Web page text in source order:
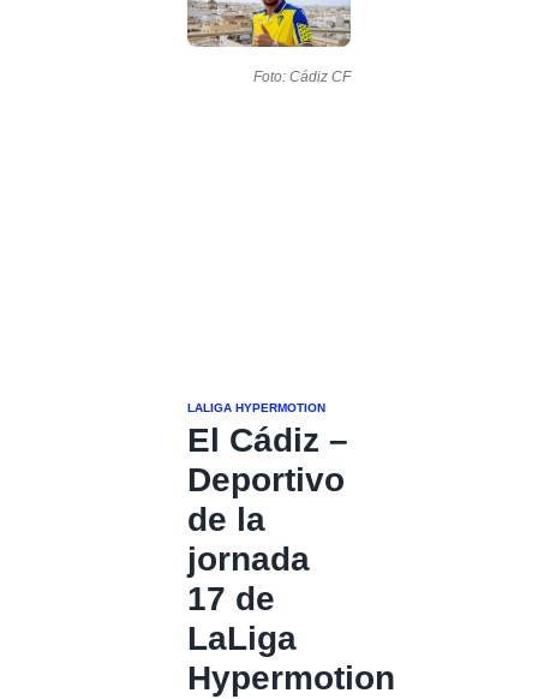
Foto: Cádiz CF
LALIGA HYPERMOTION
El Cádiz –
Deportivo
de la
jornada
17 de
LaLiga
Hypermotion